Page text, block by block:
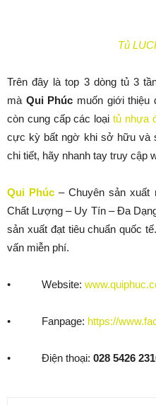
Tủ
Trên đây là top 3 dòng tủ 3
mà Qui Phúc muốn giới thiệu
còn cung cấp các loại tủ nhựa
cực kỳ bất ngờ khi sở hữu và
chi tiết, hãy nhanh tay truy cập
Qui Phúc – Chuyên sản xuất
Chất Lượng – Uy Tín – Đa
sản xuất đạt tiêu chuẩn quốc
vấn miễn phí.
• Website:
• Fanpage: https://
• Điện thoại: 028 5426